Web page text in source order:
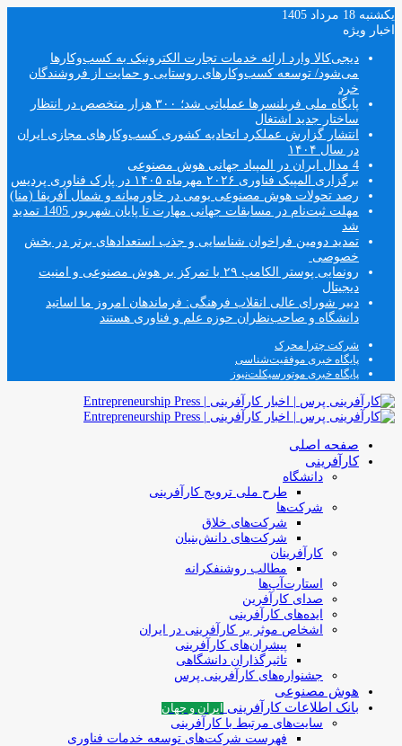
یکشنبه 18 مرداد 1405
اخبار ویژه
دیجی‌کالا وارد ارائه خدمات تجارت الکترونیک به کسب‌وکارها
می‌شود/ توسعه کسب‌وکارهای روستایی و حمایت از فروشندگان
خرد
پایگاه ملی فریلنسرها عملیاتی شد؛ ۳۰۰ هزار متخصص در انتظار
ساختار جدید اشتغال
انتشار گزارش عملکرد اتحادیه کشوری کسب‌وکارهای مجازی ایران
در سال ۱۴۰۴
4 مدال ایران در المپیاد جهانی هوش مصنوعی
برگزاری المپیک فناوری ۲۰۲۶ مهرماه ۱۴۰۵ در پارک فناوری پردیس
رصد تحولات هوش مصنوعی بومی در خاورمیانه و شمال آفریقا (منا)
مهلت ثبت‌نام در مسابقات جهانی مهارت تا پایان شهریور 1405 تمدید
شد
تمدید دومین فراخوان شناسایی و جذب استعدادهای برتر در بخش
خصوصی
رونمایی پوستر الکامپ ۲۹ با تمرکز بر هوش مصنوعی و امنیت
دیجیتال
دبیر شورای عالی انقلاب فرهنگی: فرماندهان امروز ما اساتید
دانشگاه و صاحب‌نظران حوزه علم و فناوری هستند
شرکت چترا محرک
پایگاه خبری موفقیت‌شناسی
پایگاه خبری موتورسیکلت‌نیوز
صفحه اصلی
کارآفرینی
دانشگاه
طرح ملی ترویج کارآفرینی
شرکت‌ها
شرکت‌های خلاق
شرکت‌های دانش‌بنیان
کارآفرینان
مطالب روشنفکرانه
استارت‌آپ‌ها
صدای کارآفرین
ایده‌های کارآفرینی
اشخاص موثر بر کارآفرینی در ایران
پیشران‌های کارآفرینی
تاثیرگذاران دانشگاهی
جشنواره‌های کارآفرینی‌ پرس
هوش مصنوعی
بانک اطلاعات کارآفرینی
ایران و جهان
سایت‌های مرتبط با کارآفرینی
فهرست شرکت‌های‌‌ توسعه‌ خدمات فناوری